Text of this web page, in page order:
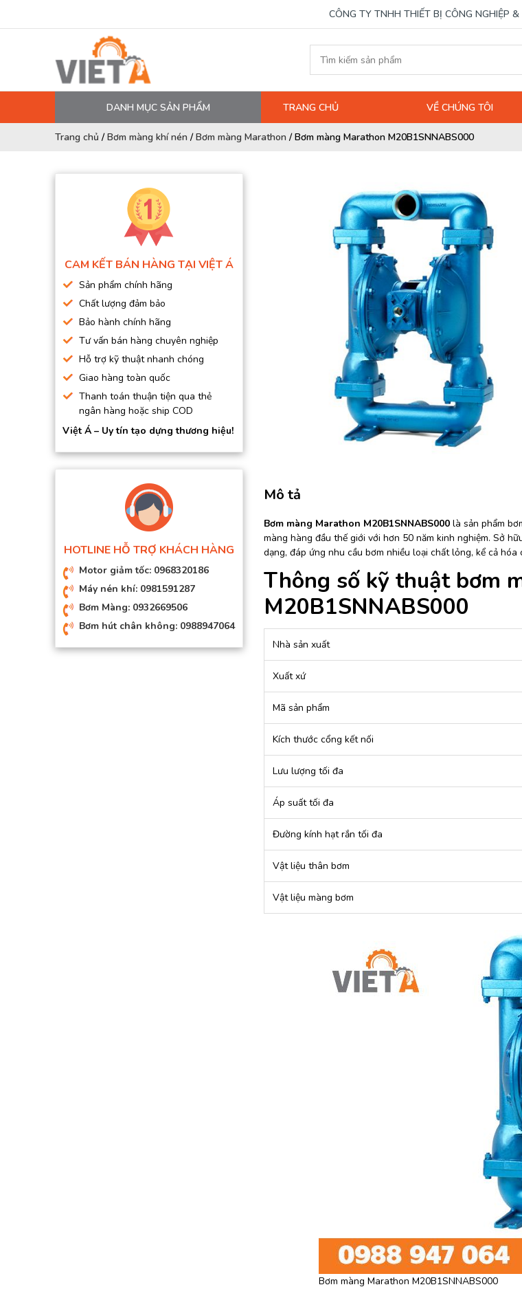
CÔNG TY TNHH THIẾT BỊ CÔNG NGHIỆP
DANH MỤC SẢN PHẨM
MÁY NÉN KHÍ
DẦU MÁY NÉN KHÍ
DÂY HƠI, ỐNG HƠI
BƠM MÀNG KHÍ NÉN
BƠM HÚT CHÂN KHÔNG
BƠM ĐỊNH LƯỢNG
MOTOR, HỘP GIẢM TỐC
MÁY TẠO KHÍ NITO
TRANG CHỦ VỀ CHÚNG TÔI
Trang chủ /Bơm màng khí nén /Bơm màng Marathon /Bơm màng Marathon M20B1SNNABS000
CAM KẾT BÁN HÀNG TẠI VIỆT Á
Sản phẩm chính hãng
Chất lượng đảm bảo
Bảo hành chính hãng
Tư vấn bán hàng chuyên nghiệp
Hỗ trợ kỹ thuật nhanh chóng
Giao hàng toàn quốc
Thanh toán thuận tiện qua thẻ
ngân hàng hoặc ship COD
Việt Á – Uy tín tạo dựng thương hiệu!
HOTLINE HỖ TRỢ KHÁCH HÀNG
Motor giảm tốc: 0968320186
Máy nén khí: 0981591287
Bơm Màng: 0932669506
Bơm hút chân không: 0988947064
Mô tả
Bơm màng Marathon M20B1SNNABS000là sản phẩm
màng hàng đầu thế giới với hơn 50 năm kinh nghiệm. Sở
dạng, đáp ứng nhu cầu bơm nhiều loại chất lỏng, kể cả
Thông số kỹ thuật bơm
M20B1SNNABS000
Nhà sản xuất
Xuất xứ
Mã sản phẩm
Kích thước cổng kết nối
Lưu lượng tối đa
Áp suất tối đa
Đường kính hạt rắn tối đa
Vật liệu thân bơm
Vật liệu màng bơm
Bơm màng Marathon M20B1SNNABS000